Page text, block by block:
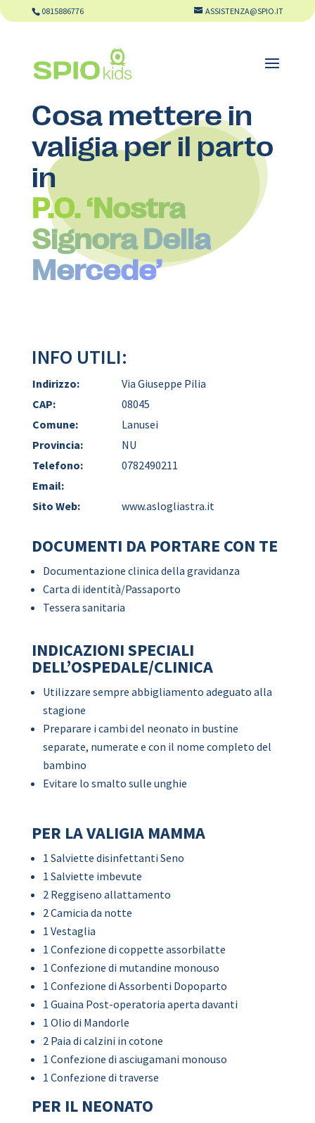
0815886776 ASSISTENZA@SPIO.IT
Cosa mettere in
valigia per il parto
in
P.O. ‘Nostra
Signora Della
Mercede’
INFO UTILI:
Indirizzo:
Via Giuseppe Pilia
CAP:
08045
Comune:
Lanusei
Provincia:
NU
Telefono:
0782490211
Email:
Sito Web:
www.aslogliastra.it
DOCUMENTI DA PORTARE CON TE
Documentazione clinica della gravidanza
Carta di identità/Passaporto
Tessera sanitaria
INDICAZIONI SPECIALI
DELL’OSPEDALE/CLINICA
Utilizzare sempre abbigliamento adeguato alla
stagione
Preparare i cambi del neonato in bustine
separate, numerate e con il nome completo del
bambino
Evitare lo smalto sulle unghie
PER LA VALIGIA MAMMA
1 Salviette disinfettanti Seno
1 Salviette imbevute
2 Reggiseno allattamento
2 Camicia da notte
1 Vestaglia
1 Confezione di coppette assorbilatte
1 Confezione di mutandine monouso
1 Confezione di Assorbenti Dopoparto
1 Guaina Post-operatoria aperta davanti
1 Olio di Mandorle
2 Paia di calzini in cotone
1 Confezione di asciugamani monouso
1 Confezione di traverse
PER IL NEONATO